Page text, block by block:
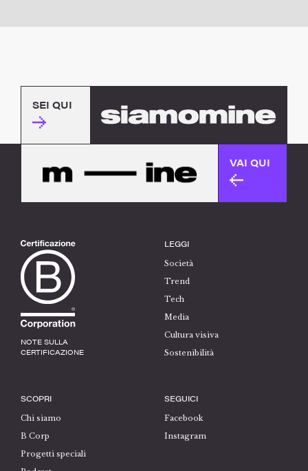
SEI QUI
VAI QUI
NOTE SULLA
CERTIFICAZIONE
LEGGI
Società
Trend
Tech
Media
Cultura visiva
Sostenibilità
SCOPRI
Chi siamo
B Corp
Progetti speciali
SEGUICI
Facebook
Instagram